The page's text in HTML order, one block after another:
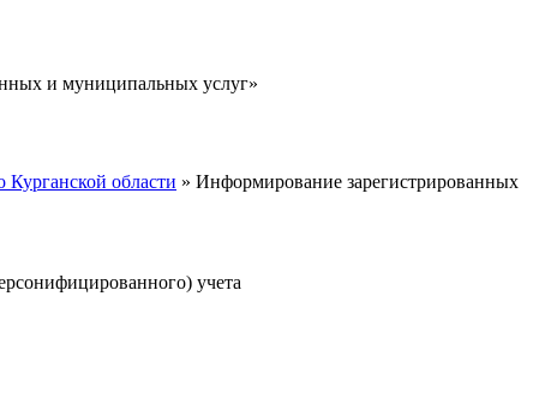
и муниципальных услуг»
области » Информирование зарегистрированных
учета